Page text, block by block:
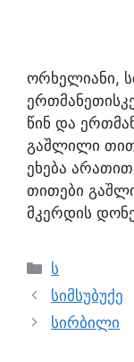
ორხელიანი,
წინ და
გაშლილი
ეხება
თითები
მკერდის
ს
სიმსუბუქე
სირბილი